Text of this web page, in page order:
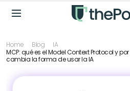
Home Blog
IA
MCP: qué es el Model Context Protocol y
cambia la forma de usar la IA